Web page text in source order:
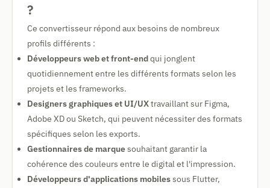
?
Ce convertisseur répond aux besoins de nombreux
profils différents :
Développeurs web et front-endqui jonglent
quotidiennement entre les différents formats selon les
projets et les frameworks.
Designers graphiques et UI/UXtravaillant sur Figma,
Adobe XD ou Sketch, qui peuvent nécessiter des formats
spécifiques selon les exports.
Gestionnaires de marquesouhaitant garantir la
cohérence des couleurs entre le digital et l'impression.
Développeurs d'applications mobilessous Flutter,